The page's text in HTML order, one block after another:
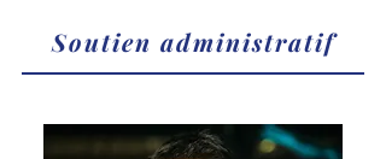
Soutien administratif